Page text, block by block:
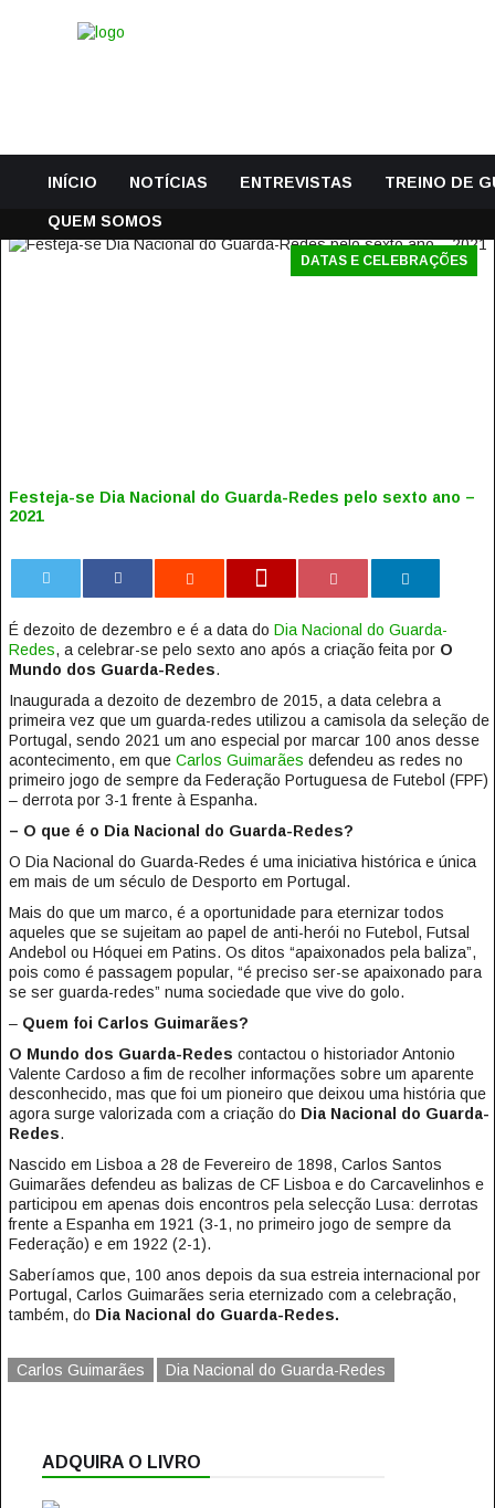
INÍCIO NOTÍCIAS ENTREVISTAS TREINO DE
QUEM SOMOS
DATAS E CELEBRAÇÕES
Festeja-se Dia Nacional do Guarda-Redes pelo sexto ano –
2021
É dezoito de dezembro e é a data do Dia Nacional do Guarda-
Redes, a celebrar-se pelo sexto ano após a criação feita por O
Mundo dos Guarda-Redes.
Inaugurada a dezoito de dezembro de 2015, a data celebra a
primeira vez que um guarda-redes utilizou a camisola da seleção de
Portugal, sendo 2021 um ano especial por marcar 100 anos desse
acontecimento, em que Carlos Guimarães defendeu as redes no
primeiro jogo de sempre da Federação Portuguesa de Futebol (FPF)
– derrota por 3-1 frente à Espanha.
– O que é o Dia Nacional do Guarda-Redes?
O Dia Nacional do Guarda-Redes é uma iniciativa histórica e única
em mais de um século de Desporto em Portugal.
Mais do que um marco, é a oportunidade para eternizar todos
aqueles que se sujeitam ao papel de anti-herói no Futebol, Futsal
Andebol ou Hóquei em Patins. Os ditos “apaixonados pela baliza”,
pois como é passagem popular, “é preciso ser-se apaixonado para
se ser guarda-redes” numa sociedade que vive do golo.
–Quem foi Carlos Guimarães?
O Mundo dos Guarda-Redes contactou o historiador Antonio
Valente Cardoso a fim de recolher informações sobre um aparente
desconhecido, mas que foi um pioneiro que deixou uma história que
agora surge valorizada com a criação do Dia Nacional do Guarda-
Redes.
Nascido em Lisboa a 28 de Fevereiro de 1898, Carlos Santos
Guimarães defendeu as balizas de CF Lisboa e do Carcavelinhos e
participou em apenas dois encontros pela selecção Lusa: derrotas
frente a Espanha em 1921 (3-1, no primeiro jogo de sempre da
Federação) e em 1922 (2-1).
Saberíamos que, 100 anos depois da sua estreia internacional por
Portugal, Carlos Guimarães seria eternizado com a celebração,
também, do Dia Nacional do Guarda-Redes.
Carlos Guimarães Dia Nacional do Guarda-Redes
ADQUIRA O LIVRO